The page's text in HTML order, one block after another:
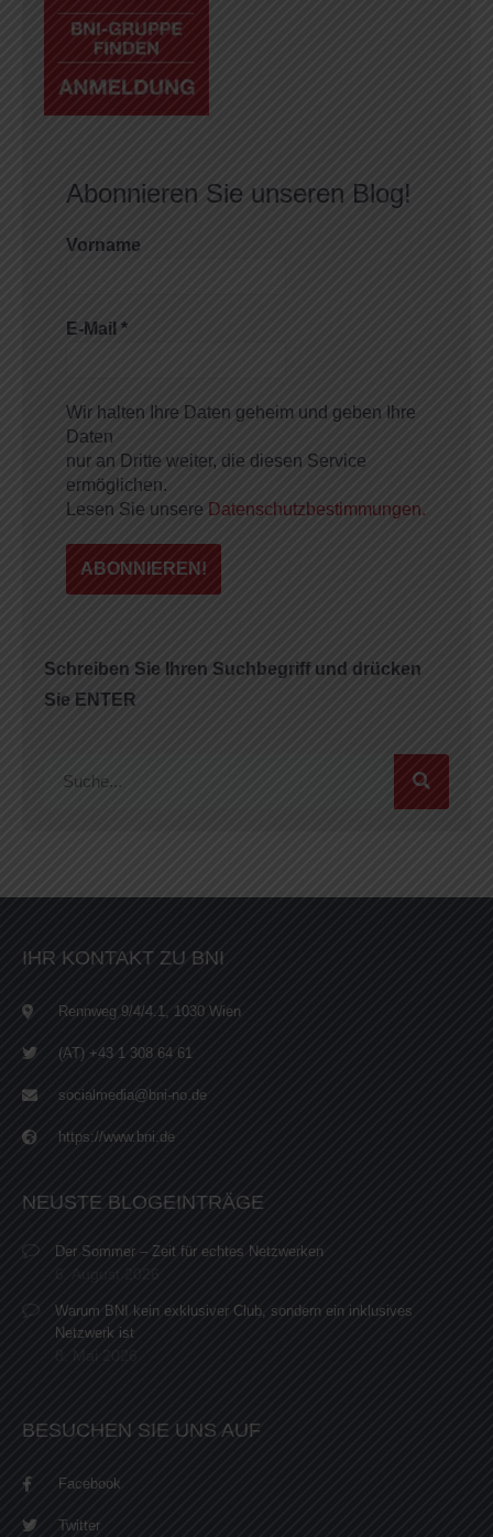
Abonnieren Sie unseren Blog!
Vorname
E-Mail *
Wir halten Ihre Daten geheim und geben Ihre
Daten
nur an Dritte weiter, die diesen Service
ermöglichen.
Lesen Sie unsere Datenschutzbestimmungen.
Schreiben Sie Ihren Suchbegriff und drücken
Sie ENTER
IHR KONTAKT ZU BNI
Rennweg 9/4/4.1, 1030 Wien
(AT) +43 1 308 64 61
socialmedia@bni-no.de
https://www.bni.de
NEUSTE BLOGEINTRÄGE
Der Sommer – Zeit für echtes Netzwerken
Warum BNI kein exklusiver Club, sondern ein inklusives
Netzwerk ist
BESUCHEN SIE UNS AUF
Facebook
Twitter